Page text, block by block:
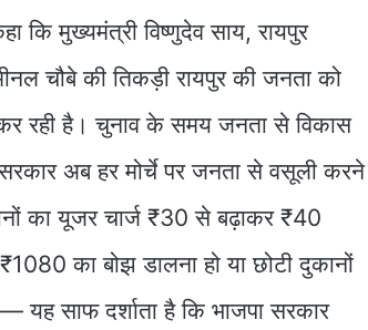
कि मुख्यमंत्री विष्णुदेव साय, रायपुर
चौबे की तिकड़ी रायपुर की जनता को
रही है। चुनाव के समय जनता से विकास
अब हर मोर्चे पर जनता से वसूली करने
का यूजर चार्ज ₹30 से बढ़ाकर ₹40
का बोझ डालना हो या छोटी दुकानों
साफ दर्शाता है कि भाजपा सरकार